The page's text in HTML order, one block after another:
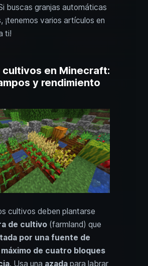
buscas granjas automáticas
¡tenemos varios artículos en
ti!
cultivos en Minecraft:
y rendimiento
cultivos deben plantarse
de cultivo (farmland) que
por una fuente de
máximo de cuatro bloques
. Usa una azada para labrar